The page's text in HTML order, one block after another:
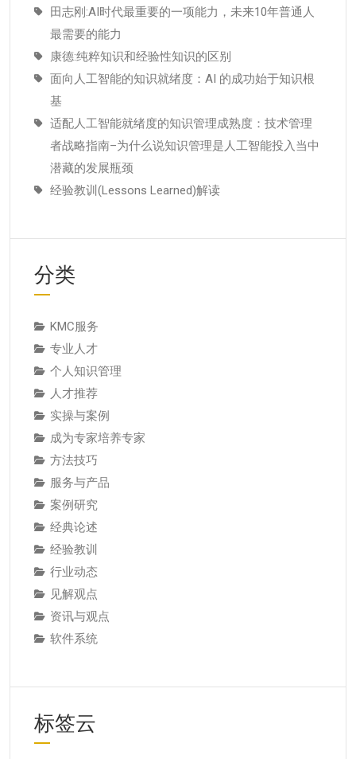
田志刚:AI时代最重要的一项能力，未来10年普通人
最需要的能力
康德:纯粹知识和经验性知识的区别
面向人工智能的知识就绪度：AI 的成功始于知识根
基
适配人工智能就绪度的知识管理成熟度：技术管理
者战略指南–为什么说知识管理是人工智能投入当中
潜藏的发展瓶颈
经验教训(Lessons Learned)解读
分类
KMC服务
专业人才
个人知识管理
人才推荐
实操与案例
成为专家培养专家
方法技巧
服务与产品
案例研究
经典论述
经验教训
行业动态
见解观点
资讯与观点
软件系统
标签云